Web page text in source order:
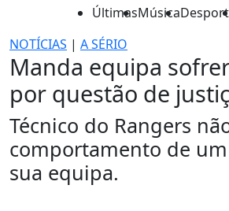
ÚltimasMúsica
NOTÍCIAS | A SÉRIO
Manda equipa
por questão de
Técnico do Rangers
comportamento de
sua equipa.